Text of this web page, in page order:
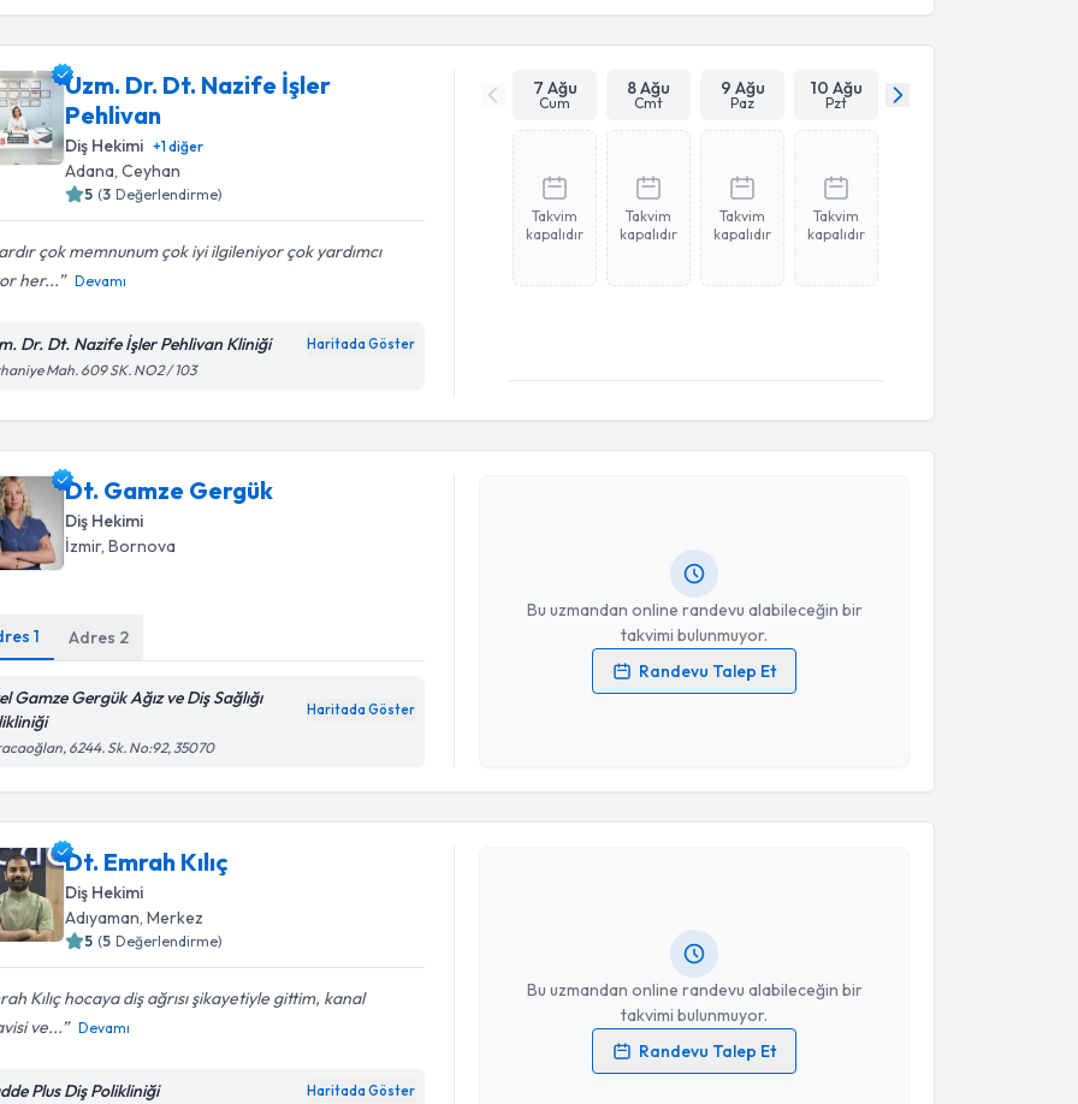
Uzm. Dr. Dt. Nazife İşler
Pehlivan
Diş Hekimi +1diğer
Adana, Ceyhan
5 (3 Değerlendirme)
çok memnunum çok iyi ilgileniyor çok yardımcı
her...
Devamı
Dr. Dt. Nazife İşler Pehlivan Kliniği Haritada Göster
Mah. 609 SK. NO2 / 103
7 Ağu
Cum
8 Ağu
Cmt
9 Ağu
Paz
10 Ağu
Pzt
Takvim
kapalıdır
Takvim
kapalıdır
Takvim
kapalıdır
Takvim
kapalıdır
Dt. Gamze Gergük
Diş Hekimi
İzmir, Bornova
1 Adres 2
Gamze Gergük Ağız ve Diş Sağlığı
Haritada Göster
6244. Sk. No:92, 35070
Bu uzmandan online randevu alabileceğin bir
takvimi bulunmuyor.
Randevu Talep Et
Randevu Takvimi Talebi
Dt. Gamze Gergük
Kişisel verilerimin işlenmesine ilişkinAydınlatma Metni
Takvim Talebini Gönder
Dt. Emrah Kılıç
Diş Hekimi
Adıyaman, Merkez
5 (5 Değerlendirme)
Kılıç hocaya diş ağrısı şikayetiyle gittim, kanal
ve...
Devamı
Plus Diş Polikliniği Haritada Göster
Bu uzmandan online randevu alabileceğin bir
takvimi bulunmuyor.
Randevu Talep Et
Kişisel verilerimin işlenmesine ilişkinAydınlatma Metni